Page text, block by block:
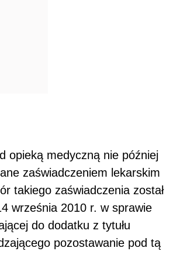
opieką medyczną nie później
zaświadczeniem lekarskim
takiego zaświadczenia został
września 2010 r. w sprawie
do dodatku z tytułu
pozostawanie pod tą